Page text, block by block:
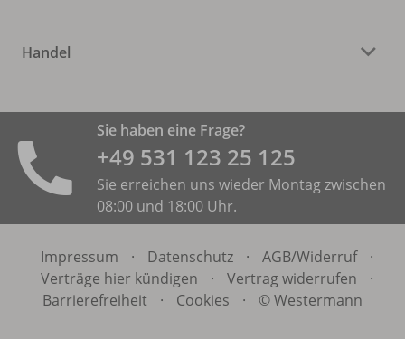
Handel
Sie haben eine Frage?
+49 531 ­123 25 125
Sie erreichen uns wieder Montag zwischen
08:00 und 18:00 Uhr.
Impressum · Datenschutz · AGB/Widerruf
·
Verträge hier kündigen
· Vertrag widerrufen
·
Barrierefreiheit
· Cookies · © Westermann